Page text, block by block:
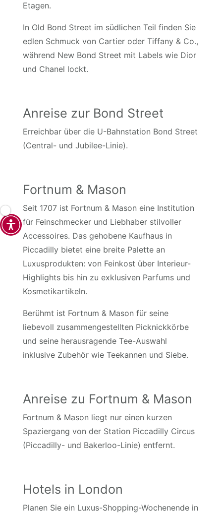
Etagen.
In Old Bond Street im südlichen Teil finden Sie
edlen Schmuck von Cartier oder Tiffany & Co.,
während New Bond Street mit Labels wie Dior
und Chanel lockt.
Anreise zur Bond Street
Erreichbar über die U-Bahnstation Bond Street
(Central- und Jubilee-Linie).
Fortnum & Mason
Seit 1707 ist Fortnum & Mason eine Institution
für Feinschmecker und Liebhaber stilvoller
Accessoires. Das gehobene Kaufhaus in
Piccadilly bietet eine breite Palette an
Luxusprodukten: von Feinkost über Interieur-
Highlights bis hin zu exklusiven Parfums und
Kosmetikartikeln.
Berühmt ist Fortnum & Mason für seine
liebevoll zusammengestellten Picknickkörbe
und seine herausragende Tee-Auswahl
inklusive Zubehör wie Teekannen und Siebe.
Anreise zu Fortnum & Mason
Fortnum & Mason liegt nur einen kurzen
Spaziergang von der Station Piccadilly Circus
(Piccadilly- und Bakerloo-Linie) entfernt.
Hotels in London
Planen Sie ein Luxus-Shopping-Wochenende in